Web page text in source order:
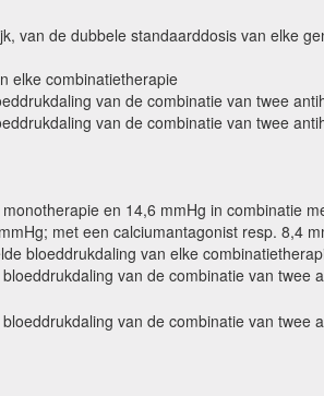
van de dubbele standaarddosis van elke
elke combinatietherapie
van de combinatie van twee
van de combinatie van twee
en 14,6 mmHg in combinatie
met een calciumantagonist resp. 8,4
bloeddrukdaling van elke
van de combinatie van
van de combinatie van twee